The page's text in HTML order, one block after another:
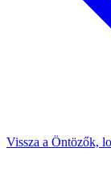
Vissza a Öntözők,